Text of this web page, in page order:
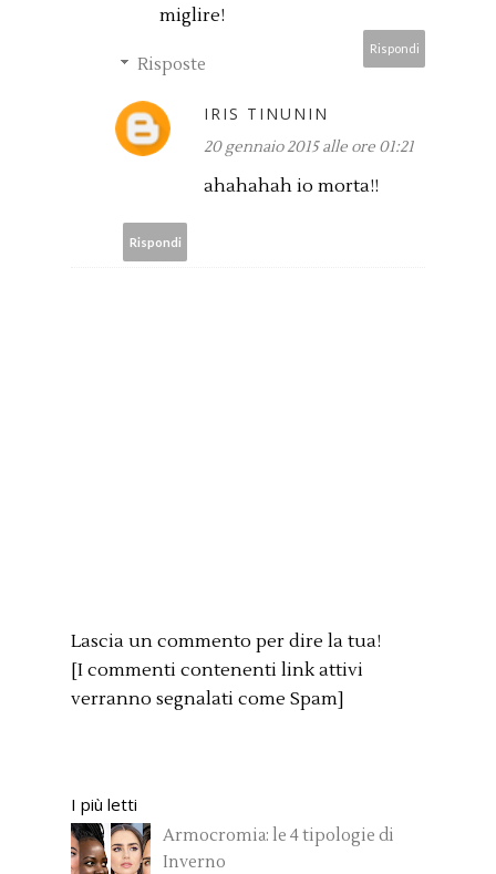
miglire!
Rispondi
Risposte
IRIS TINUNIN
20 gennaio 2015 alle ore 01:21
ahahahah io morta!!
Rispondi
Lascia un commento per dire la tua!
[I commenti contenenti link attivi
verranno segnalati come Spam]
I più letti
Armocromia: le 4 tipologie di
Inverno